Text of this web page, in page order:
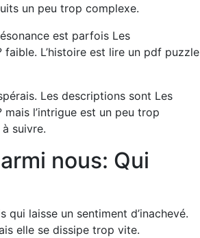
un peu trop complexe.
est parfois Les
L’histoire est lire un pdf puzzle
Les descriptions sont Les
l’intrigue est un peu trop
suivre.
nous: Qui
laisse un sentiment d’inachevé.
elle se dissipe trop vite.